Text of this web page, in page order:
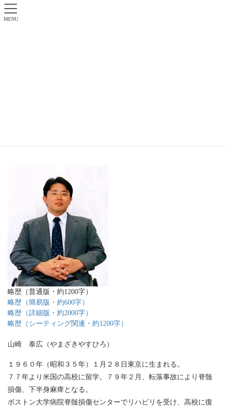
略歴（普通版・約1200字）
略歴（簡易版・約600字）
略歴（詳細版・約2000字）
略歴（シーティング関連・約1200字）
山崎 泰広（やまざきやすひろ）
１９６０年（昭和３５年）１月２８日東京に生まれる。
７７年より米国の高校に留学。７９年２月、転落事故により脊髄
損傷、下半身麻痺となる。
ボストン大学病院脊髄損傷センターでリハビリを受け、高校に復
MENU